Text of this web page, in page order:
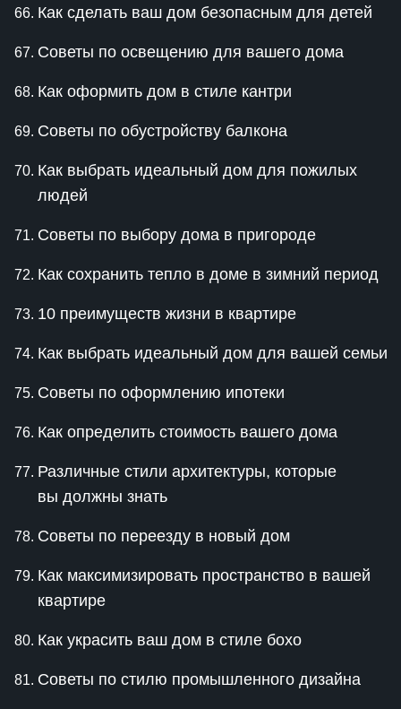
Как сделать ваш дом безопасным для детей
Советы по освещению для вашего дома
Как оформить дом в стиле кантри
Советы по обустройству балкона
Как выбрать идеальный дом для пожилых
людей
Советы по выбору дома в пригороде
Как сохранить тепло в доме в зимний период
10 преимуществ жизни в квартире
Как выбрать идеальный дом для вашей семьи
Советы по оформлению ипотеки
Как определить стоимость вашего дома
Различные стили архитектуры, которые
вы должны знать
Советы по переезду в новый дом
Как максимизировать пространство в вашей
квартире
Как украсить ваш дом в стиле бохо
Советы по стилю промышленного дизайна